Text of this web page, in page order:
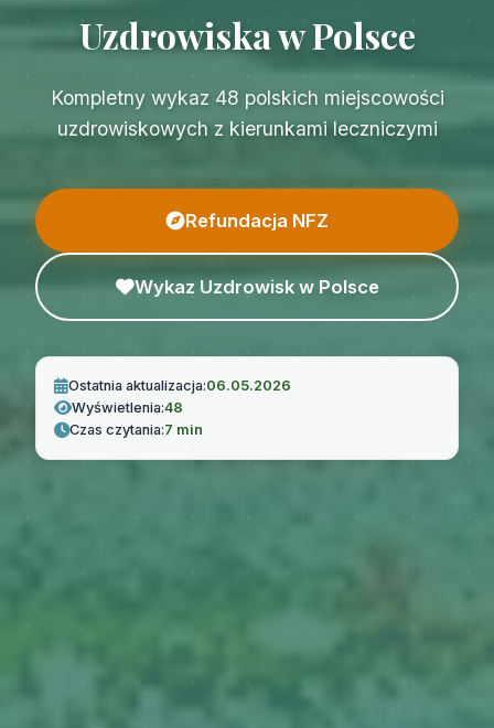
Uzdrowiska w Polsce
Kompletny wykaz 48 polskich miejscowości
uzdrowiskowych z kierunkami leczniczymi
Refundacja NFZ
Wykaz Uzdrowisk w Polsce
Ostatnia aktualizacja:06.05.2026
Wyświetlenia:48
Czas czytania:7 min